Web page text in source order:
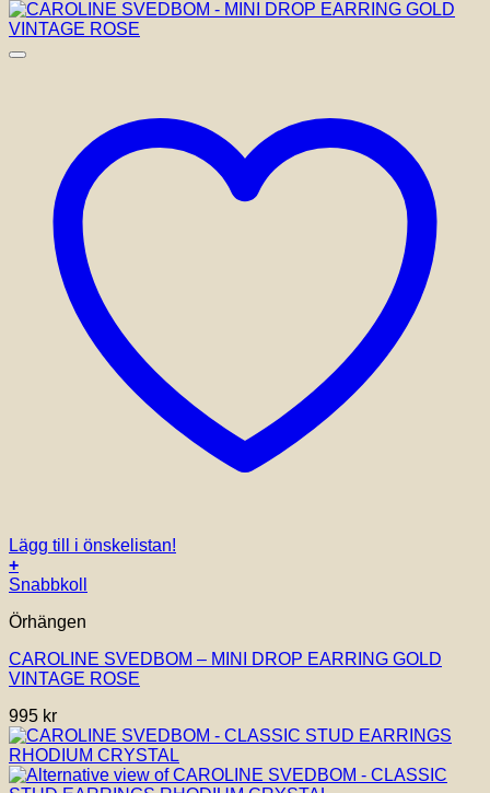
Lägg till i önskelistan!
+
Snabbkoll
Örhängen
CAROLINE SVEDBOM – MINI DROP EARRING GOLD
VINTAGE ROSE
995 kr